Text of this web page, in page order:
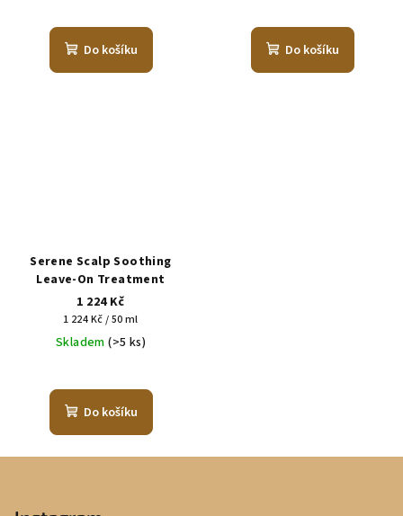
Do košíku Do košíku
Serene Scalp Soothing
Leave-On Treatment
1 224 Kč
Měrná
cena:
1 224 Kč / 50 ml
Skladem(>5 ks)
Do košíku